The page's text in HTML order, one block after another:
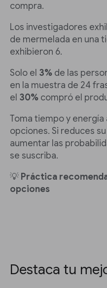
compra.
Los investigadores
de mermelada en una
exhibieron 6.
Solo el 3% de las
en la muestra de 24
el 30% compró el
Toma tiempo y energía
opciones. Si reduces
aumentar las
se suscriba.
💡 Práctica
opciones
Destaca tu